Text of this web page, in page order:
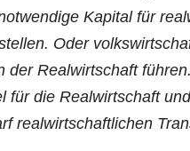
Kapi­tal für
Oder
der Real­wirt­schaft
für die Real­wirt­schaft
real­wirt­schaft­li­chen